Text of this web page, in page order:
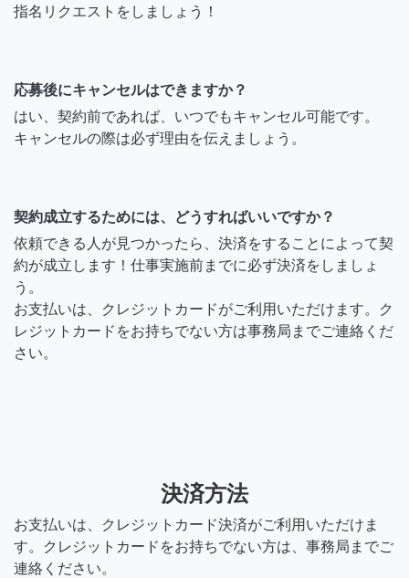
指名リクエストをしましょう！
応募後にキャンセルはできますか？
はい、契約前であれば、いつでもキャンセル可能です。
キャンセルの際は必ず理由を伝えましょう。
契約成立するためには、どうすればいいですか？
依頼できる人が見つかったら、決済をすることによって契
約が成立します！仕事実施前までに必ず決済をしましょ
う。
お支払いは、クレジットカードがご利用いただけます。ク
レジットカードをお持ちでない方は事務局までご連絡くだ
さい。
決済方法
お支払いは、クレジットカード決済がご利用いただけま
す。クレジットカードをお持ちでない方は、事務局までご
連絡ください。